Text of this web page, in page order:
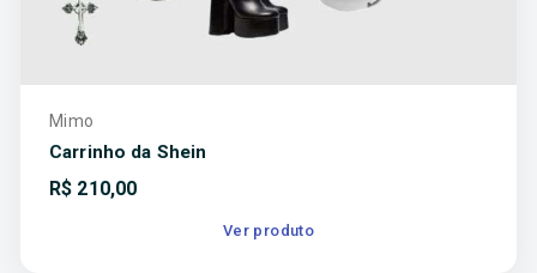
Mimo
Carrinho da Shein
R$ 210,00
Ver produto